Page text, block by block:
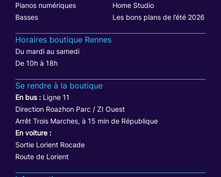
Pianos numériques
Home Studio
Basses
Les bons plans de l’été 2026
Horaires boutique Rennes
Du mardi au samedi
De 10h à 18h
Se rendre à la boutique
En bus : Ligne 11
Direction Roazhon Parc / ZI Ouest
Arrêt Trois Marches, à 15 min de République
En voiture :
Sortie Lorient Rocade
Route de Lorient